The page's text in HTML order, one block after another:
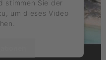
stimmen Sie der
um dieses Video